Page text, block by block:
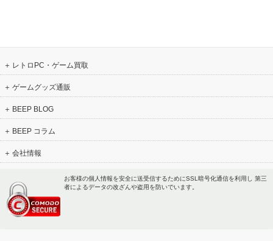
レトロPC・ゲーム買取
ゲームグッズ通販
BEEP BLOG
BEEP コラム
会社情報
お客様の個人情報を安全に送受信するためにSSL暗号化通信を利用し 第三
者によるデータの改ざんや盗用を防いでいます。